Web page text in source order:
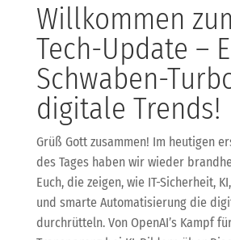
Willkommen
Tech-Update –
Schwaben-
digitale Trends!
Grüß Gott zusammen! Im heutigen
des Tages haben wir wieder
Euch, die zeigen, wie IT-Sicherheit,
und smarte Automatisierung die
durchrütteln. Von OpenAI’s Kampf